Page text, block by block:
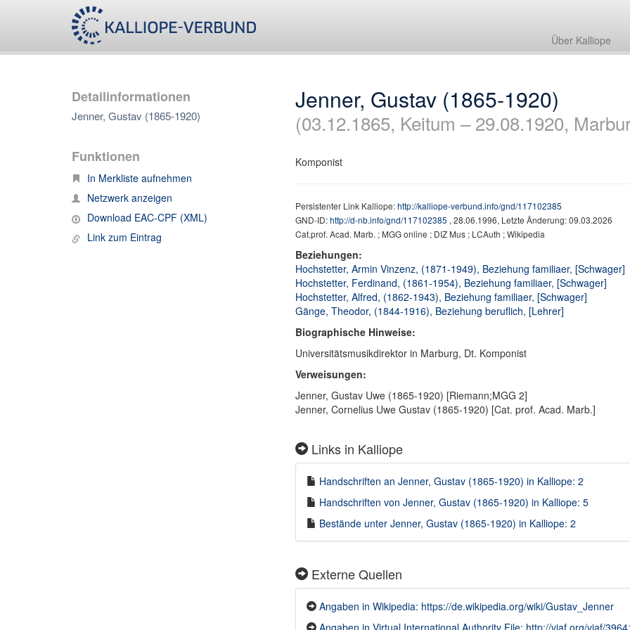
Über Kalliope
Detailinformationen
Jenner, Gustav (1865-1920)
Funktionen
In Merkliste aufnehmen
Netzwerk anzeigen
Download EAC-CPF (XML)
Link zum Eintrag
Jenner, Gustav (1865-1920)
(03.12.1865, Keitum – 29.08.1920,
Komponist
Persistenter Link Kalliope:http://kalliope-verbund.info/gnd/117102385
GND-ID:http://d-nb.info/gnd/117102385 , 28.06.1996, Letzte Änderung: 09.03.2026
Cat.prof. Acad. Marb. ; MGG online ; DIZ Mus ; LCAuth ; Wikipedia
Beziehungen:
Hochstetter, Armin Vinzenz, (1871-1949), Beziehung familiaer, [Schwager]
Hochstetter, Ferdinand, (1861-1954), Beziehung familiaer, [Schwager]
Hochstetter, Alfred, (1862-1943), Beziehung familiaer, [Schwager]
Gänge, Theodor, (1844-1916), Beziehung beruflich, [Lehrer]
Biographische Hinweise:
Universitätsmusikdirektor in Marburg, Dt. Komponist
Verweisungen:
Jenner, Gustav Uwe (1865-1920) [Riemann;MGG 2]
Jenner, Cornelius Uwe Gustav (1865-1920) [Cat. prof. Acad. Marb.]
Links in Kalliope
Handschriften an Jenner, Gustav (1865-1920) in Kalliope: 2
Handschriften von Jenner, Gustav (1865-1920) in Kalliope: 5
Bestände unter Jenner, Gustav (1865-1920) in Kalliope: 2
Externe Quellen
Angaben in Wikipedia: https://de.wikipedia.org/wiki/Gustav_Jenner
Angaben in Virtual International Authority File: http://viaf.org/viaf/